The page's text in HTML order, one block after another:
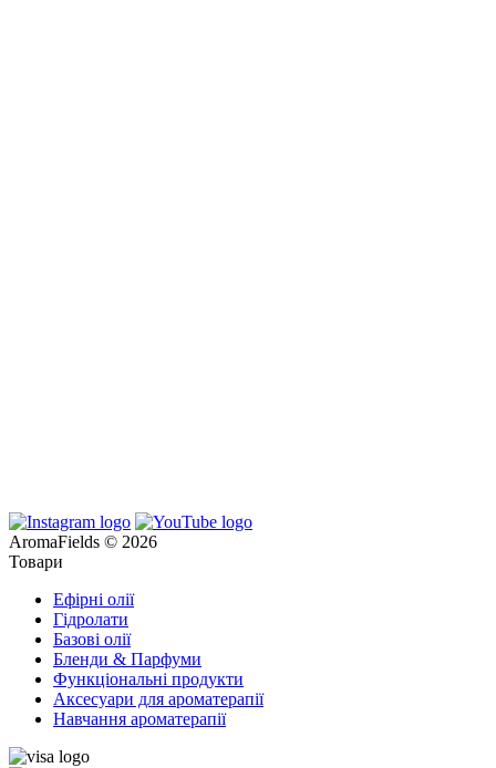
AromaFields © 2026
Товари
Ефірні олії
Гідролати
Базові олії
Бленди & Парфуми
Функціональні продукти
Аксесуари для ароматерапії
Навчання ароматерапії